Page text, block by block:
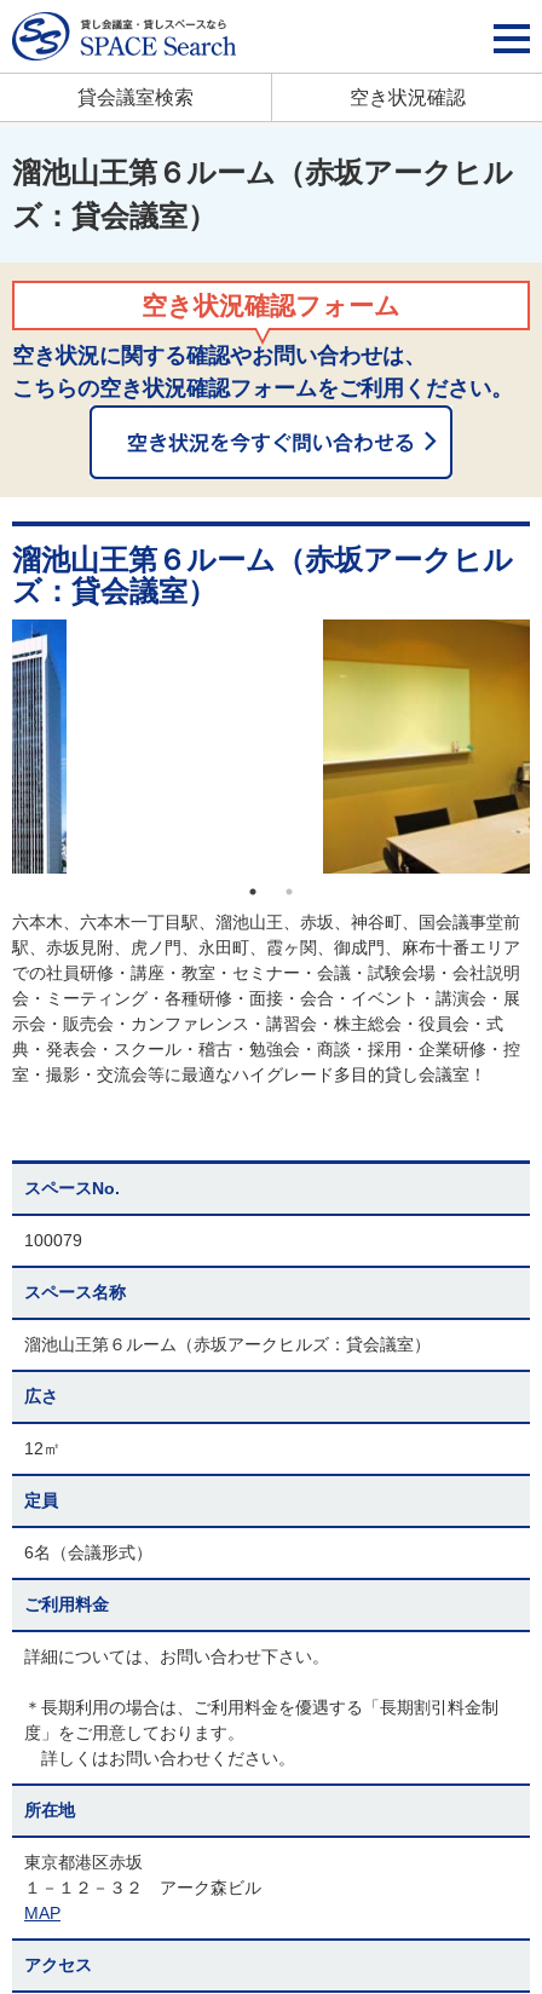
貸会議室検索 空き状況確認
溜池山王第６ルーム（赤坂アークヒル
ズ：貸会議室）
空き状況確認フォーム
空き状況に関する確認やお問い合わせは、
こちらの空き状況確認フォームをご利用ください。
溜池山王第６ルーム（赤坂アークヒル
ズ：貸会議室）
六本木、六本木一丁目駅、溜池山王、赤坂、神谷町、国会議事堂前
駅、赤坂見附、虎ノ門、永田町、霞ヶ関、御成門、麻布十番エリア
での社員研修・講座・教室・セミナー・会議・試験会場・会社説明
会・ミーティング・各種研修・面接・会合・イベント・講演会・展
示会・販売会・カンファレンス・講習会・株主総会・役員会・式
典・発表会・スクール・稽古・勉強会・商談・採用・企業研修・控
室・撮影・交流会等に最適なハイグレード多目的貸し会議室！
スペースNo.
100079
スペース名称
溜池山王第６ルーム（赤坂アークヒルズ：貸会議室）
広さ
12㎡
定員
6名（会議形式）
ご利用料金
詳細については、お問い合わせ下さい。
＊長期利用の場合は、ご利用料金を優遇する「長期割引料金制
度」をご用意しております。
詳しくはお問い合わせください。
所在地
東京都港区赤坂
１－１２－３２ アーク森ビル
MAP
アクセス